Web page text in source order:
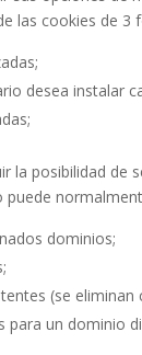
las cookies de 3
desea instalar
la posibilidad de
dominios;
(se eliminan
para un dominio